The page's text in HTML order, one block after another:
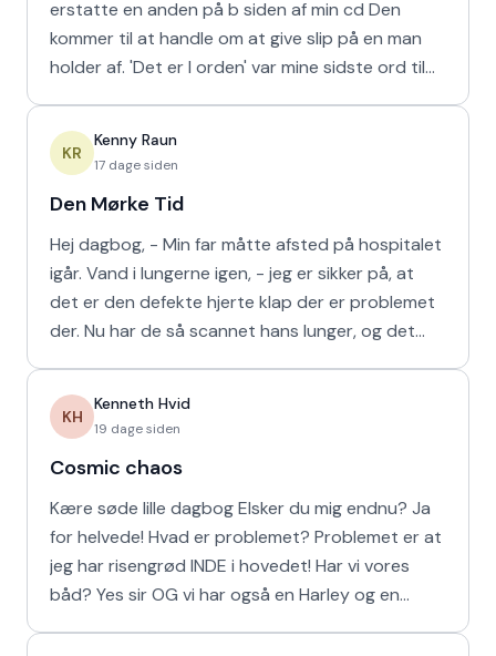
erstatte en anden på b siden af min cd Den
kommer til at handle om at give slip på en man
holder af. 'Det er I orden' var mine sidste ord til
KR
Kenny Raun
17 dage siden
Den Mørke Tid
Hej dagbog, - Min far måtte afsted på hospitalet
igår. Vand i lungerne igen, - jeg er sikker på, at
det er den defekte hjerte klap der er problemet
der. Nu har de så scannet hans lunger, og det
KH
Kenneth Hvid
19 dage siden
Cosmic chaos
Kære søde lille dagbog Elsker du mig endnu? Ja
for helvede! Hvad er problemet? Problemet er at
jeg har risengrød INDE i hovedet! Har vi vores
båd? Yes sir OG vi har også en Harley og en